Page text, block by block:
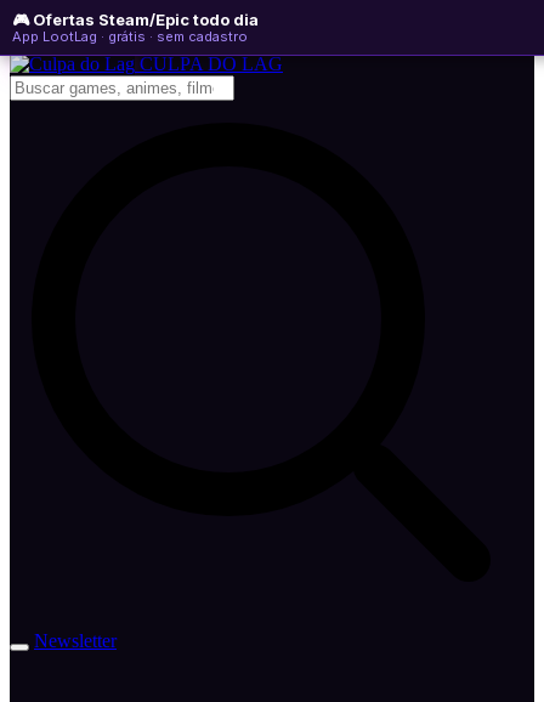
🎮 Ofertas Steam/Epic todo dia
App LootLag · grátis · sem cadastro
domingo, 09 de agosto de 2026 WhatsApp
Newsletter
CULPA DO LAG
Newsletter